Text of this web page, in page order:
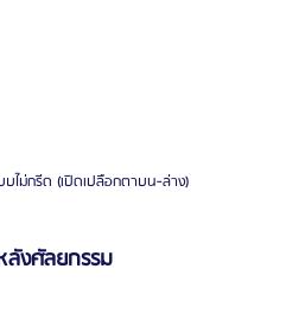
บไม่กรีด (เปิดเปลือกตาบน-ล่าง)
ลังศัลยกรรม